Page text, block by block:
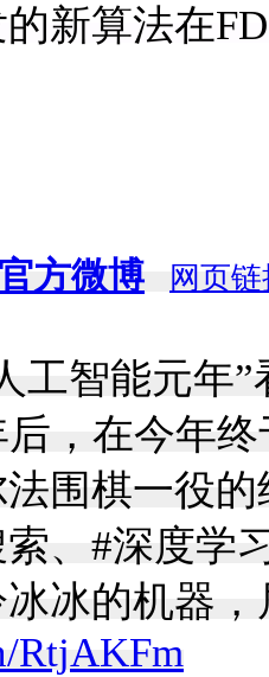
的新算法在
方微博 网页
工智能元年
后，在今年
围棋一役
、#深度学
冰的机器
RtjAKFm